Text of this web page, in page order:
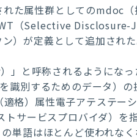
た属性群としてのmdoc（
（Selective Disclosure-
）が定義として追加された
と呼称されるようになっ
別するためのデータ）の
）属性電子アテステーシ
サービスプロバイダ）を
単語はほとんど使われなく